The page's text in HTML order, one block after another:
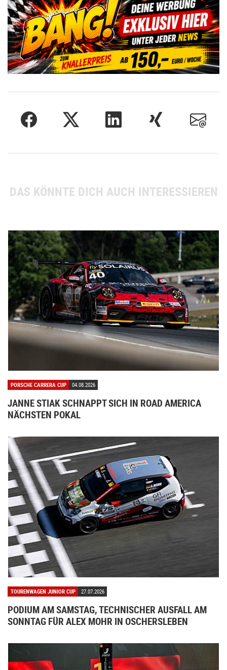
DAS KÖNNTE DICH AUCH INTERESSIEREN
PORSCHE CARRERA CUP 04.08.2026
JANNE STIAK SCHNAPPT SICH IN ROAD AMERICA
NÄCHSTEN POKAL
TOURENWAGEN JUNIOR CUP 27.07.2026
PODIUM AM SAMSTAG, TECHNISCHER AUSFALL AM
SONNTAG FÜR ALEX MOHR IN OSCHERSLEBEN